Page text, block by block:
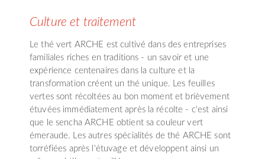
Culture et traitement
Le thé vert ARCHE est cultivé dans des entreprises
familiales riches en traditions - un savoir et une
expérience centenaires dans la culture et la
transformation créent un thé unique. Les feuilles
vertes sont récoltées au bon moment et brièvement
étuvées immédiatement après la récolte - c'est ainsi
que le sencha ARCHE obtient sa couleur vert
émeraude. Les autres spécialités de thé ARCHE sont
torréfiées après l'étuvage et développent ainsi un